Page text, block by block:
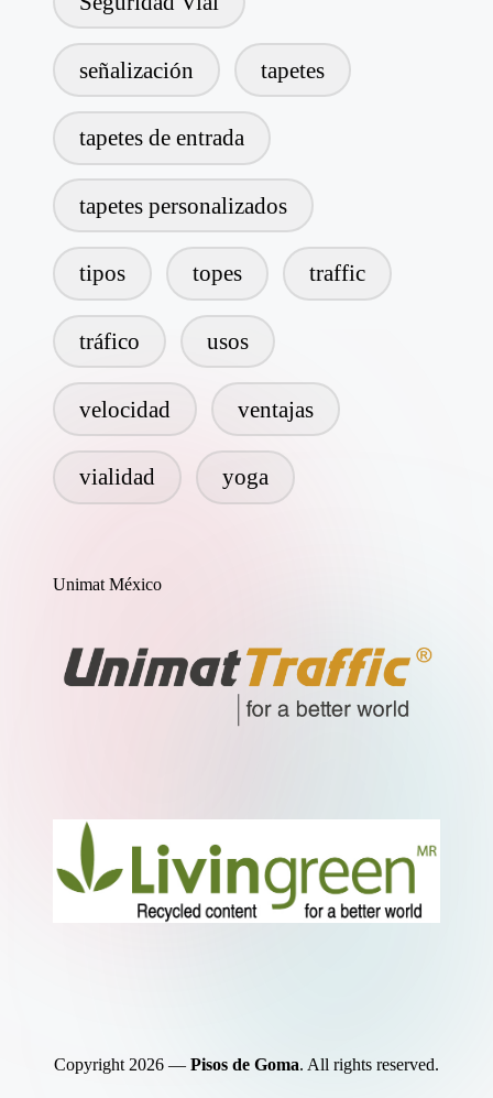
señalización tapetes
tapetes de entrada
tapetes personalizados
tipos topes traffic
tráfico usos
velocidad ventajas
vialidad yoga
Unimat México
Copyright 2026 — Pisos de Goma. All rights reserved.